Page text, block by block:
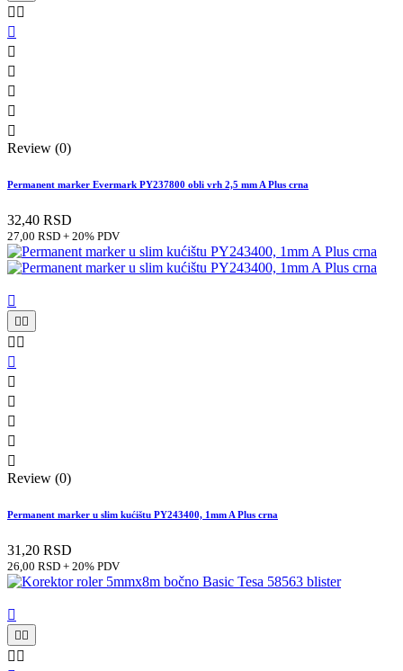
 






Review (0)
Permanent marker Evermark PY237800 obli vrh 2,5 mm A Plus crna
32,40 RSD
27,00 RSD + 20% PDV

 
 






Review (0)
Permanent marker u slim kućištu PY243400, 1mm A Plus crna
31,20 RSD
26,00 RSD + 20% PDV

 
 